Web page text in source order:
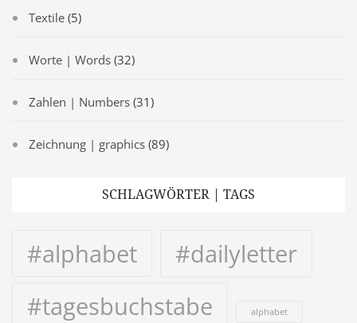
Textile (5)
Worte | Words (32)
Zahlen | Numbers (31)
Zeichnung | graphics (89)
SCHLAGWÖRTER | TAGS
#alphabet
#dailyletter
#tagesbuchstabe
alphabet